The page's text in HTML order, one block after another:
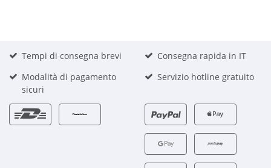
Tempi di consegna brevi
Consegna rapida in IT
Modalità di pagamento
sicuri
Servizio hotline gratuito